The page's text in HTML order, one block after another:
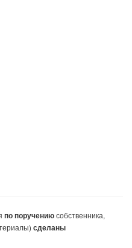
по поручениюсобственника,
сделаны